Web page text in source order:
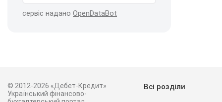
сервіс надано OpenDataBot
© 2012-2026 «Дебет-Кредит»
Український фінансово-
Всі розділи